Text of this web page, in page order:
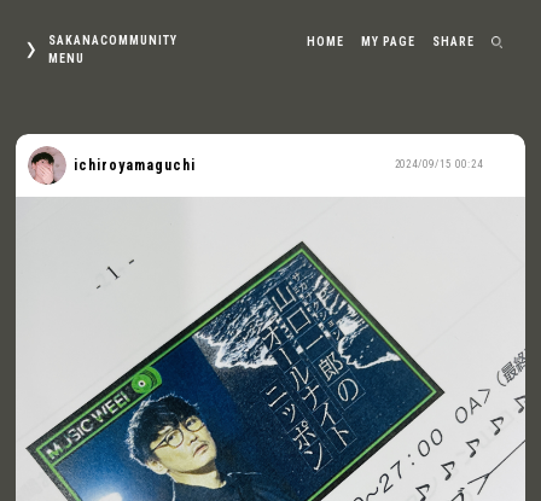
SAKANACOMMUNITY
MENU
HOME MY PAGE SHARE
2024/09/15 00:24
ichiroyamaguchi